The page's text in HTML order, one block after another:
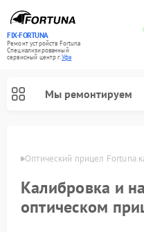
FIX-FORTUNA
Ремонт устройств Fortuna
Специализированный
cервисный центр г.Уфа
Мы ремонтируем
Уфе Оптический прицел Fortuna
Калибровка и
оптическом